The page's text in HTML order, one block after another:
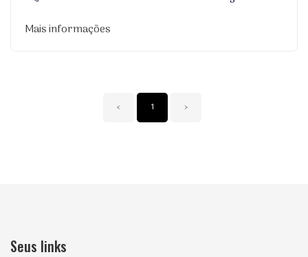
Mais informações
‹ 1 ›
Seus links